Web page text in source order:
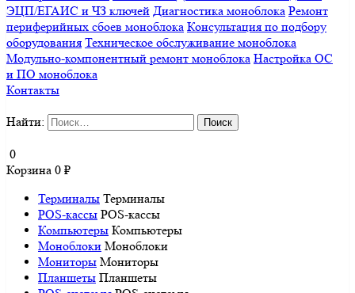
ЭЦП/ЕГАИС и ЧЗ ключей Диагностика моноблока Ремонт
периферийных сбоев моноблока Консультация по подбору
оборудования Техническое обслуживание моноблока
Модульно-компонентный ремонт моноблока Настройка ОС
и ПО моноблока
Контакты
Найти:
0
Корзина 0 ₽
Терминалы Терминалы
POS-кассы POS-кассы
Компьютеры Компьютеры
Моноблоки Моноблоки
Мониторы Мониторы
Планшеты Планшеты